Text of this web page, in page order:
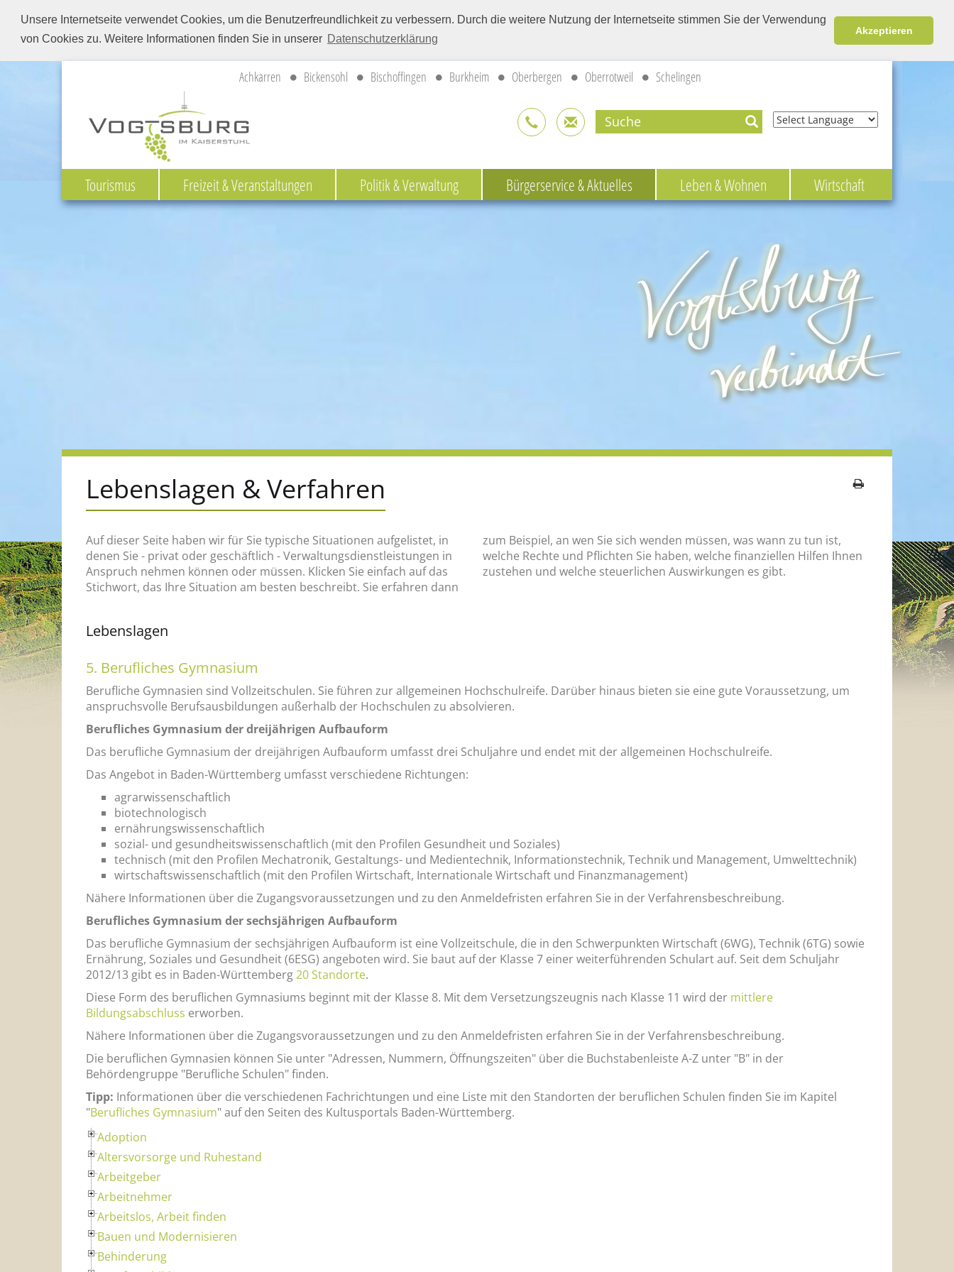
Unsere Internetseite verwendet Cookies, um die Benutzerfreundlichkeit zu verbessern. Durch die weitere Nutzung der Internetseite stimmen Sie der Verwendung
von Cookies zu. Weitere Informationen finden Sie in unserer Datenschutzerklärung
Akzeptieren
Achkarren Bickensohl Bischoffingen Burkheim Oberbergen Oberrotweil Schelingen
Tourismus Freizeit & Veranstaltungen Politik & Verwaltung Bürgerservice & Aktuelles Leben & Wohnen Wirtschaft
Lebenslagen & Verfahren
Auf dieser Seite haben wir für Sie typische Situationen aufgelistet, in
denen Sie - privat oder geschäftlich - Verwaltungsdienstleistungen in
Anspruch nehmen können oder müssen. Klicken Sie einfach auf das
Stichwort, das Ihre Situation am besten beschreibt. Sie erfahren dann
zum Beispiel, an wen Sie sich wenden müssen, was wann zu tun ist,
welche Rechte und Pflichten Sie haben, welche finanziellen Hilfen Ihnen
zustehen und welche steuerlichen Auswirkungen es gibt.
Lebenslagen
5. Berufliches Gymnasium
Berufliche Gymnasien sind Vollzeitschulen. Sie führen zur allgemeinen Hochschulreife. Darüber hinaus bieten sie eine gute Voraussetzung, um
anspruchsvolle Berufsausbildungen außerhalb der Hochschulen zu absolvieren.
Berufliches Gymnasium der dreijährigen Aufbauform
Das berufliche Gymnasium der dreijährigen Aufbauform umfasst drei Schuljahre und endet mit der allgemeinen Hochschulreife.
Das Angebot in Baden-Württemberg umfasst verschiedene Richtungen:
agrarwissenschaftlich
biotechnologisch
ernährungswissenschaftlich
sozial- und gesundheitswissenschaftlich (mit den Profilen Gesundheit und Soziales)
technisch (mit den Profilen Mechatronik, Gestaltungs- und Medientechnik, Informationstechnik, Technik und Management, Umwelttechnik)
wirtschaftswissenschaftlich (mit den Profilen Wirtschaft, Internationale Wirtschaft und Finanzmanagement)
Nähere Informationen über die Zugangsvoraussetzungen und zu den Anmeldefristen erfahren Sie in der Verfahrensbeschreibung.
Berufliches Gymnasium der sechsjährigen Aufbauform
Das berufliche Gymnasium der sechsjährigen Aufbauform ist eine Vollzeitschule, die in den Schwerpunkten Wirtschaft (6WG), Technik (6TG) sowie
Ernährung, Soziales und Gesundheit (6ESG) angeboten wird. Sie baut auf der Klasse 7 einer weiterführenden Schulart auf. Seit dem Schuljahr
2012/13 gibt es in Baden-Württemberg20 Standorte.
Diese Form des beruflichen Gymnasiums beginnt mit der Klasse 8. Mit dem Versetzungszeugnis nach Klasse 11 wird der mittlere
Bildungsabschluss erworben.
Nähere Informationen über die Zugangsvoraussetzungen und zu den Anmeldefristen erfahren Sie in der Verfahrensbeschreibung.
Die beruflichen Gymnasien können Sie unter "Adressen, Nummern, Öffnungszeiten" über die Buchstabenleiste A-Z unter "B" in der
Behördengruppe "Berufliche Schulen" finden.
Tipp: Informationen über die verschiedenen Fachrichtungen und eine Liste mit den Standorten der beruflichen Schulen finden Sie im Kapitel
"Berufliches Gymnasium" auf den Seiten des Kultusportals Baden-Württemberg.
Adoption
Altersvorsorge und Ruhestand
Arbeitgeber
Arbeitnehmer
Arbeitslos, Arbeit finden
Bauen und Modernisieren
Behinderung